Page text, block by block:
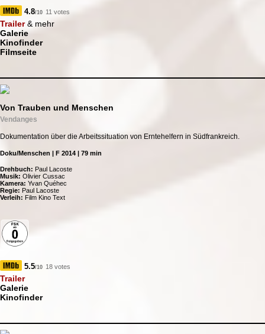
4.8/10 11 votes
Trailer& mehr
Galerie
Kinofinder
Filmseite
Von Trauben und Menschen
Vendanges
Dokumentation über die Arbeitssituation von Erntehelfern in Südfrankreich.
Doku/Menschen | F 2014 | 79 min
Drehbuch: Paul Lacoste
Musik: Olivier Cussac
Kamera: Yvan Quéhec
Regie: Paul Lacoste
Verleih: Film Kino Text
5.5/10 18 votes
Trailer
Galerie
Kinofinder